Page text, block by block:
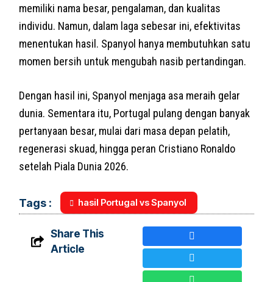
memiliki nama besar, pengalaman, dan kualitas
individu. Namun, dalam laga sebesar ini, efektivitas
menentukan hasil. Spanyol hanya membutuhkan satu
momen bersih untuk mengubah nasib pertandingan.
Dengan hasil ini, Spanyol menjaga asa meraih gelar
dunia. Sementara itu, Portugal pulang dengan banyak
pertanyaan besar, mulai dari masa depan pelatih,
regenerasi skuad, hingga peran Cristiano Ronaldo
setelah Piala Dunia 2026.
Tags : hasil Portugal vs Spanyol
Share This
Article